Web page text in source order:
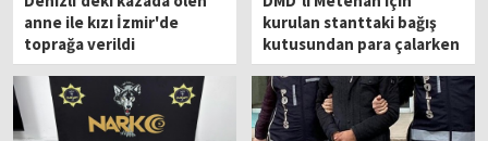
anne ile kızı İzmir'de
toprağa verildi
kurulan stanttaki bağış
kutusundan para çalarken
yakalandı